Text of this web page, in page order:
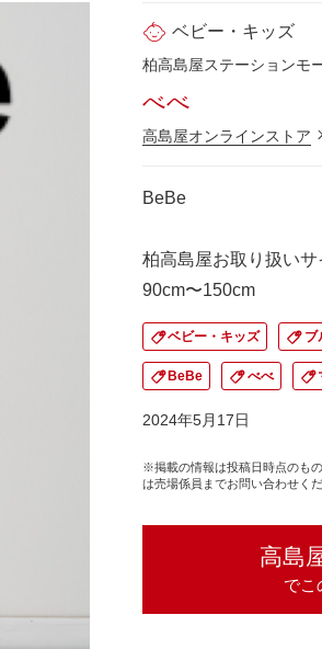
ベビー・キッズ
柏高島屋ステーションモ
べべ
高島屋オンラインストア
BeBe
柏高島屋お取り扱いサ
90cm〜150cm
ベビー・キッズ ブ
BeBe べべ
2024年5月17日
※掲載の情報は投稿日時点のも
は売場係員までお問い合わせくだ
高島
でこ